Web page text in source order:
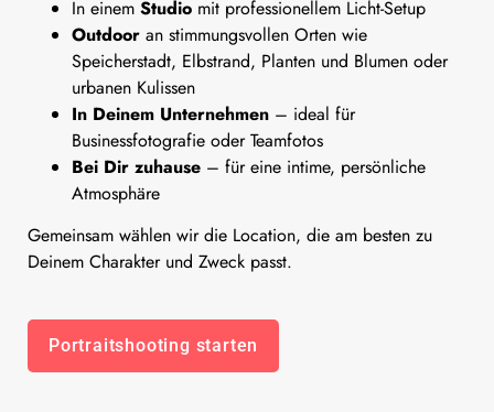
In einem Studio mit professionellem Licht-Setup
Outdoor an stimmungsvollen Orten wie
Speicherstadt, Elbstrand, Planten und Blumen oder
urbanen Kulissen
In Deinem Unternehmen – ideal für
Businessfotografie oder Teamfotos
Bei Dir zuhause – für eine intime, persönliche
Atmosphäre
Gemeinsam wählen wir die Location, die am besten zu
Deinem Charakter und Zweck passt.
Portraitshooting starten